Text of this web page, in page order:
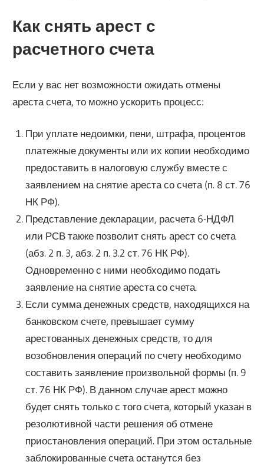
Как снять арест с
расчетного счета
Если у вас нет возможности ожидать отмены
ареста счета, то можно ускорить процесс:
При уплате недоимки, пени, штрафа, процентов
платежные документы или их копии необходимо
предоставить в налоговую службу вместе с
заявлением на снятие ареста со счета (п. 8 ст. 76
НК РФ).
Представление декларации, расчета 6-НДФЛ
или РСВ также позволит снять арест со счета
(абз. 2 п. 3, абз. 2 п. 3.2 ст. 76 НК РФ).
Одновременно с ними необходимо подать
заявление на снятие ареста со счета.
Если сумма денежных средств, находящихся на
банковском счете, превышает сумму
арестованных денежных средств, то для
возобновления операций по счету необходимо
составить заявление произвольной формы (п. 9
ст. 76 НК РФ). В данном случае арест можно
будет снять только с того счета, который указан в
резолютивной части решения об отмене
приостановления операций. При этом остальные
заблокированные счета останутся без